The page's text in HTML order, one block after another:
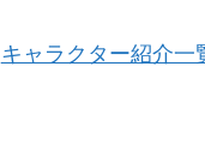
キャラクター紹介一